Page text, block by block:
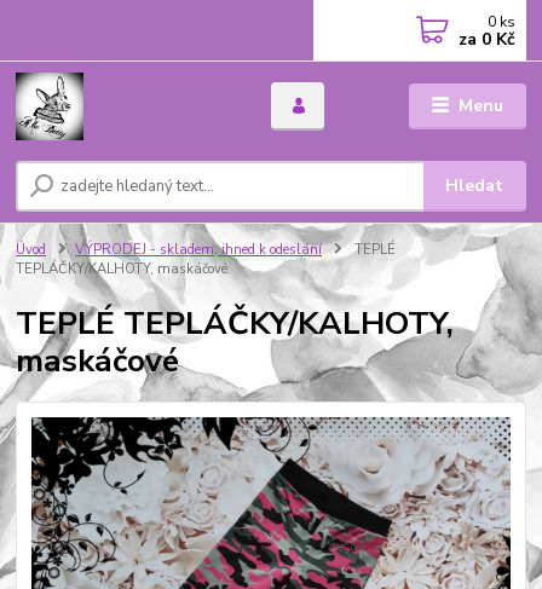
Menu
Hledat
0 ks
za 0 Kč
Úvod VÝPRODEJ - skladem, ihned k odeslání
TEPLÉ
TEPLÁČKY/KALHOTY, maskáčové
TEPLÉ TEPLÁČKY/KALHOTY,
maskáčové